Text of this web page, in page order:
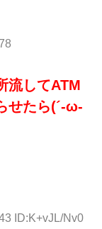
流してATM
せたら(´-ω-
ID:K+vJL/Nv0